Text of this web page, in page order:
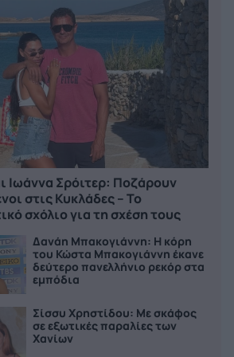
Ιωάννα Σρόιτερ: Ποζάρουν
στις Κυκλάδες – Το
σχόλιο για τη σχέση τους
Δανάη Μπακογιάννη: Η κόρη
του Κώστα Μπακογιάννη έκανε
δεύτερο πανελλήνιο ρεκόρ στα
εμπόδια
Σίσσυ Χρηστίδου: Με σκάφος
σε εξωτικές παραλίες των
Χανίων